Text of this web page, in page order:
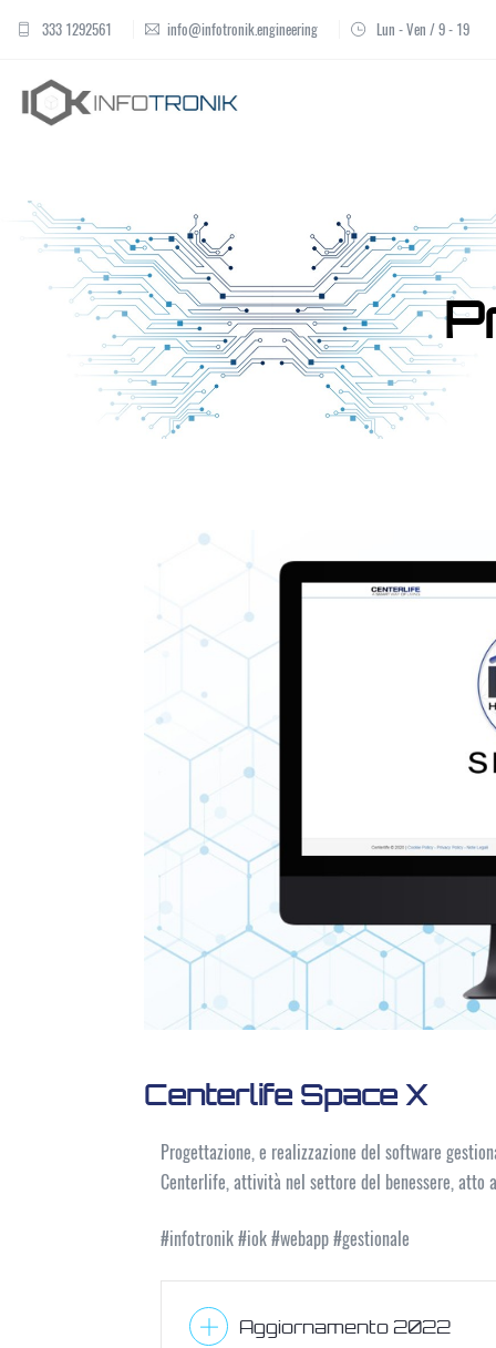
333 1292561 info@infotronik.engineering Lun - Ven / 9 - 19
Centerlife Space X
Progettazione, e realizzazione del software
Centerlife, attività nel settore del benessere,
#infotronik #iok #webapp #gestionale
Aggiornamento 2022